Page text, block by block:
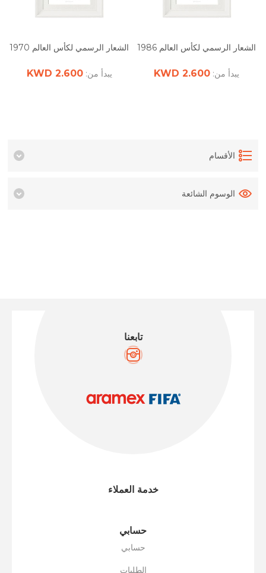
الشعار الرسمي لكأس العالم 1986
يبدأ من: 2.600 KWD
الشعار الرسمي لكأس العالم 1970
يبدأ من:2.600 KWD
الأقسام
الوسوم الشائعة
تابعنا
خدمة العملاء
حسابي
حسابي
الطلبات